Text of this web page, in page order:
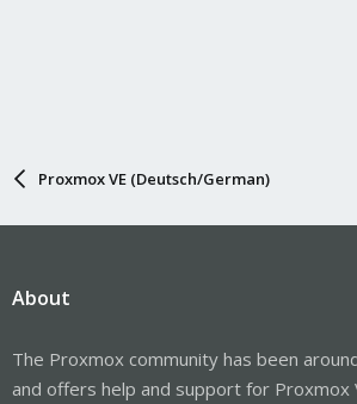
Proxmox VE (Deutsch/German)
About
The Proxmox community has been
and offers help and support for Proxmox